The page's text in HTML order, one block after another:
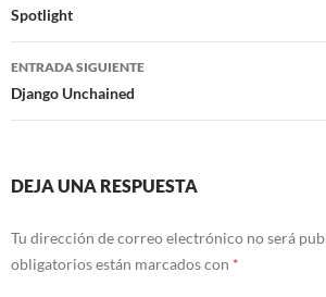
de
entradas
Spotlight
ENTRADA SIGUIENTE
Django Unchained
DEJA UNA RESPUESTA
Tu dirección de correo electrónico no será
obligatorios están marcados con *